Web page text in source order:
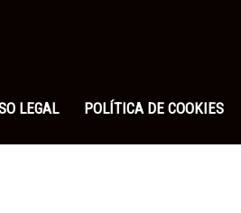
LEGAL POLÍTICA DE COOKIES